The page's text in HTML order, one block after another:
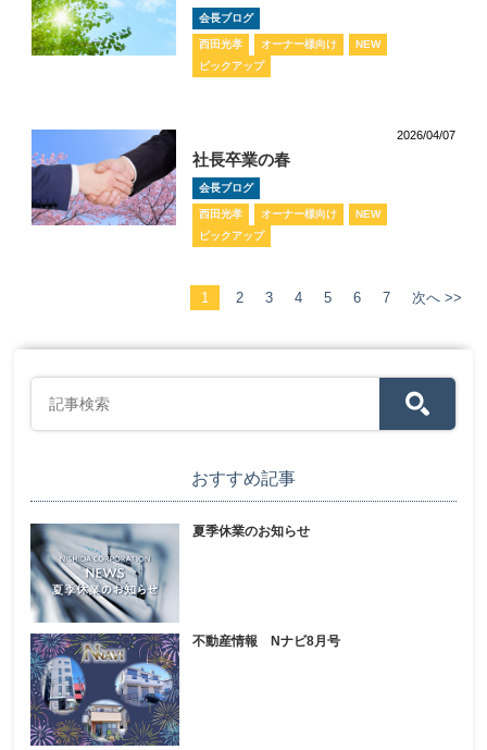
会長ブログ
西田光孝 オーナー様向け
NEW
ピックアップ
2026/04/07
社長卒業の春
会長ブログ
西田光孝 オーナー様向け
NEW
ピックアップ
1 2 3 4 5 6 7 次へ >>
おすすめ記事
夏季休業のお知らせ
不動産情報 Nナビ8月号